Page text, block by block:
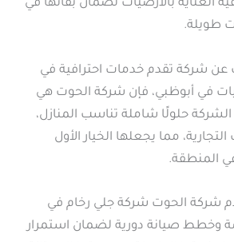
العناية بالأرضيات لضمان بقائها في
طويلة.
عن شركة تقدم خدمات احترافية في
في أبوظبي، فإن شركة الحوت هي
الشركة حلولًا شاملة تناسب المنازل،
مما يجعلها الخيار الأول
المنطقة.
شركة الحوت شركة جلي رخام في
وخطط صيانة دورية لضمان استمرار